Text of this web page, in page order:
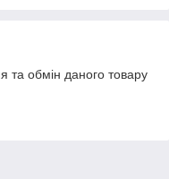
та обмін даного товару